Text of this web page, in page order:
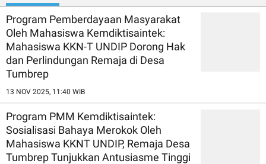
Program Pemberdayaan Masyarakat
Oleh Mahasiswa Kemdiktisaintek:
Mahasiswa KKN-T UNDIP Dorong Hak
dan Perlindungan Remaja di Desa
Tumbrep
13 NOV 2025, 11:40 WIB
Program PMM Kemdiktisaintek:
Sosialisasi Bahaya Merokok Oleh
Mahasiswa KKNT UNDIP, Remaja Desa
Tumbrep Tunjukkan Antusiasme Tinggi